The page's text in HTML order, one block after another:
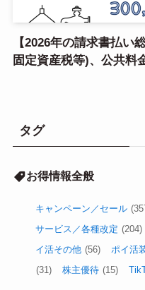
【2026年の請求書払い
固定資産税等)、公共料
タグ
お得情報全般
キャンペーン／セール
サービス／各種改定 (204)
イ活その他 (56) ポイ活
(31)
株主優待 (15)